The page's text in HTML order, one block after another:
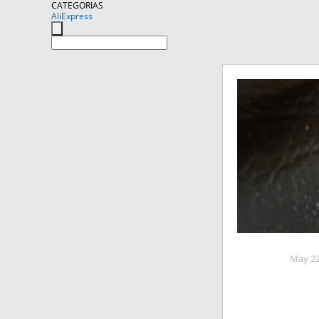
CATEGORIAS
AliExpress
May